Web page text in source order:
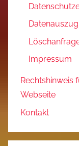
Datenauszug
Impressum
Rechtshinweis
Webseite
Kontakt